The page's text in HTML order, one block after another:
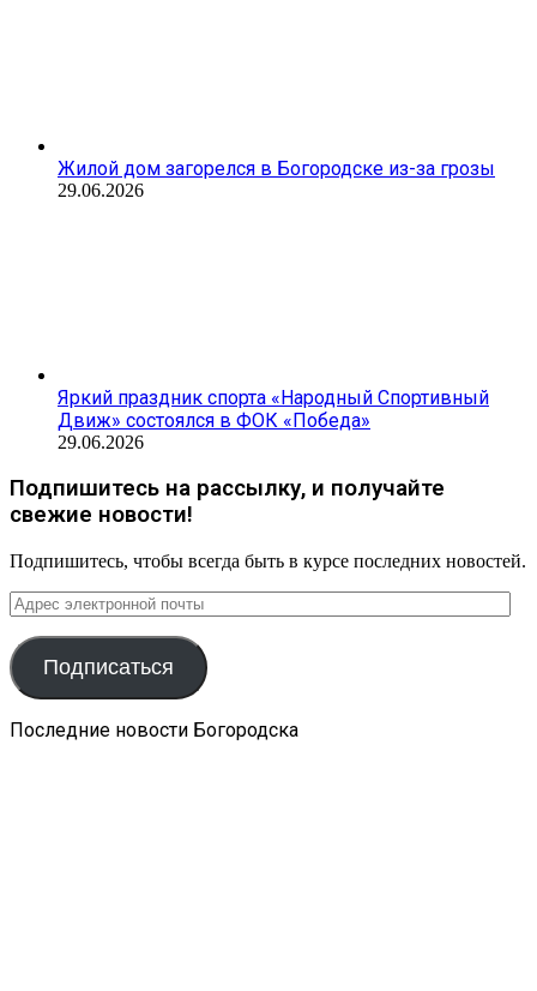
Жилой дом загорелся в Богородске из-за грозы
29.06.2026
Яркий праздник спорта «Народный Спортивный
Движ» состоялся в ФОК «Победа»
29.06.2026
Подпишитесь на рассылку, и получайте
свежие новости!
Подпишитесь, чтобы всегда быть в курсе последних новостей.
Адрес
электронной
почты
Подписаться
Последние новости Богородска